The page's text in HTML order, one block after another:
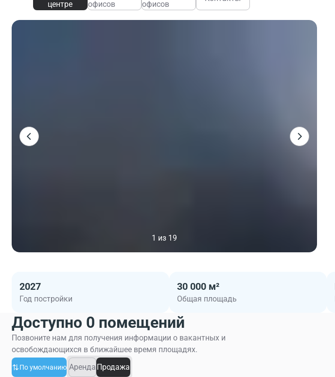
центре
офисов
офисов
1 из 19
2027
Год постройки
30 000 м²
Общая площадь
Доступно 0 помещений
Позвоните нам для получения информации о вакантных и
освобождающихся в ближайшее время площадях.
По умолчанию Аренда Продажа